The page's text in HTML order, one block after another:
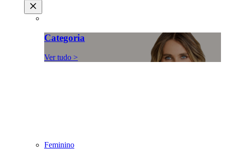
Categoria
Ver tudo >
Feminino